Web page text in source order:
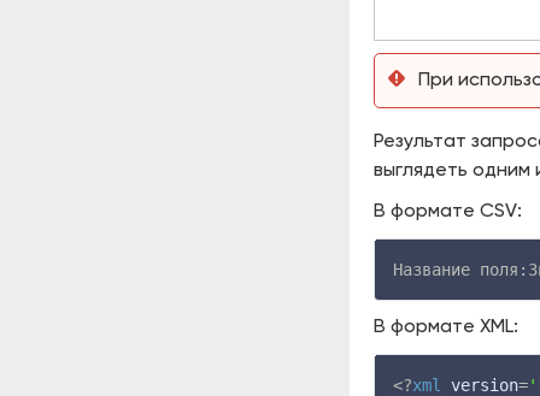
При
Результат
выглядеть
В формате CSV:
Название
В формате XML:
<?xml version=